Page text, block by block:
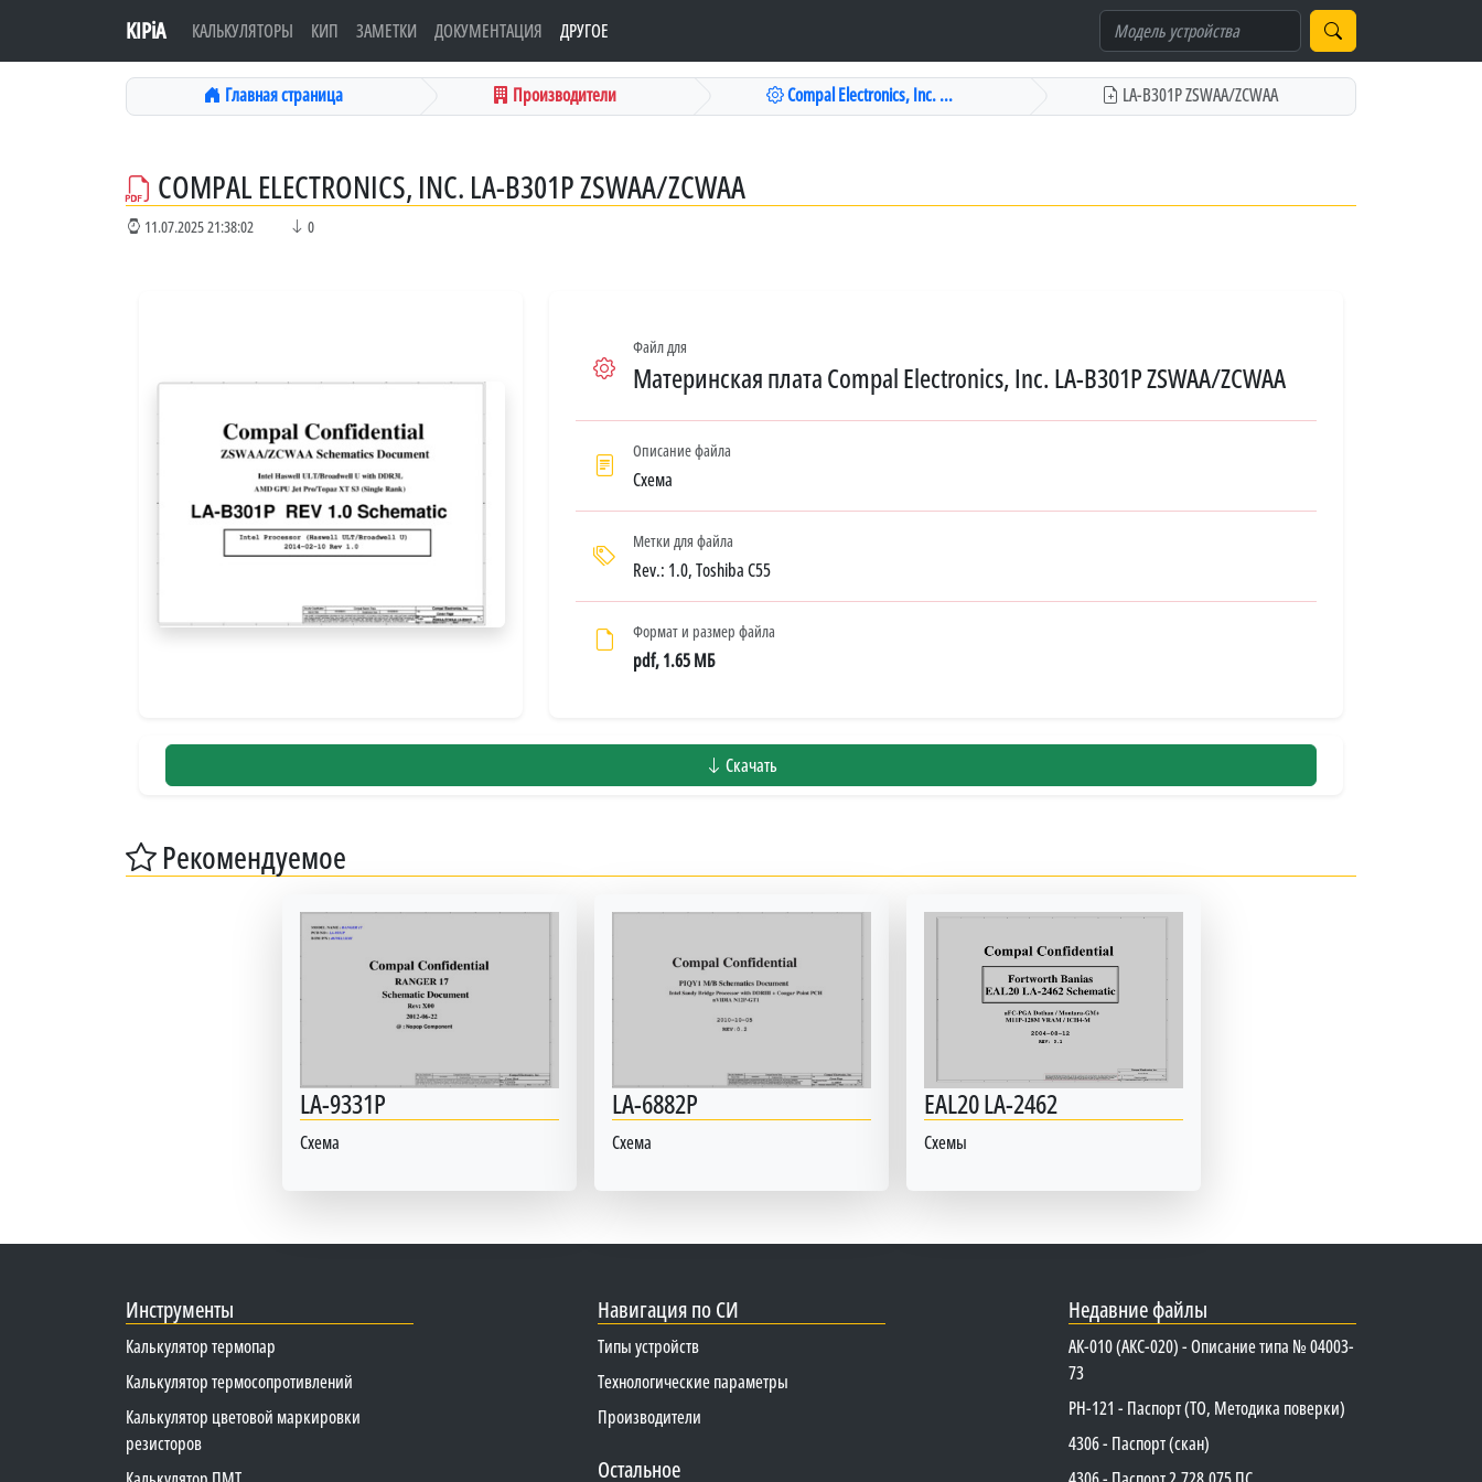
KIPiA КАЛЬКУЛЯТОРЫ КИП ЗАМЕТКИ ДОКУМЕНТАЦИЯ ДРУГОЕ
Главная страница Производители Compal Electronics, Inc. ... LA-B301P ZSWAA/ZCWAA
COMPAL ELECTRONICS, INC. LA-B301P ZSWAA/ZCWAA
11.07.2025 21:38:02 0
Файл для
Материнская плата Compal Electronics, Inc. LA-B301P ZSWAA/ZCWAA
Описание файла
Схема
Метки для файла
Rev.: 1.0, Toshiba C55
Формат и размер файла
pdf, 1.65 МБ
Скачать
Рекомендуемое
LA-9331P
Схема
LA-6882P
Схема
EAL20 LA-2462
Схемы
Инструменты
Калькулятор термопар
Калькулятор термосопротивлений
Калькулятор цветовой маркировки
резисторов
Навигация по СИ
Типы устройств
Технологические параметры
Производители
Остальное
Недавние файлы
АК-010 (АКС-020) - Описание типа № 04003-
73
PH-121 - Паспорт (ТО, Методика поверки)
4306 - Паспорт (скан)